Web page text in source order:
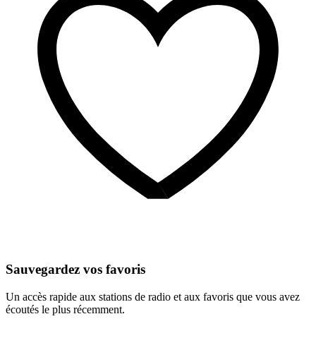
Sauvegardez vos favoris
Un accès rapide aux stations de radio et aux favoris que vous avez
écoutés le plus récemment.